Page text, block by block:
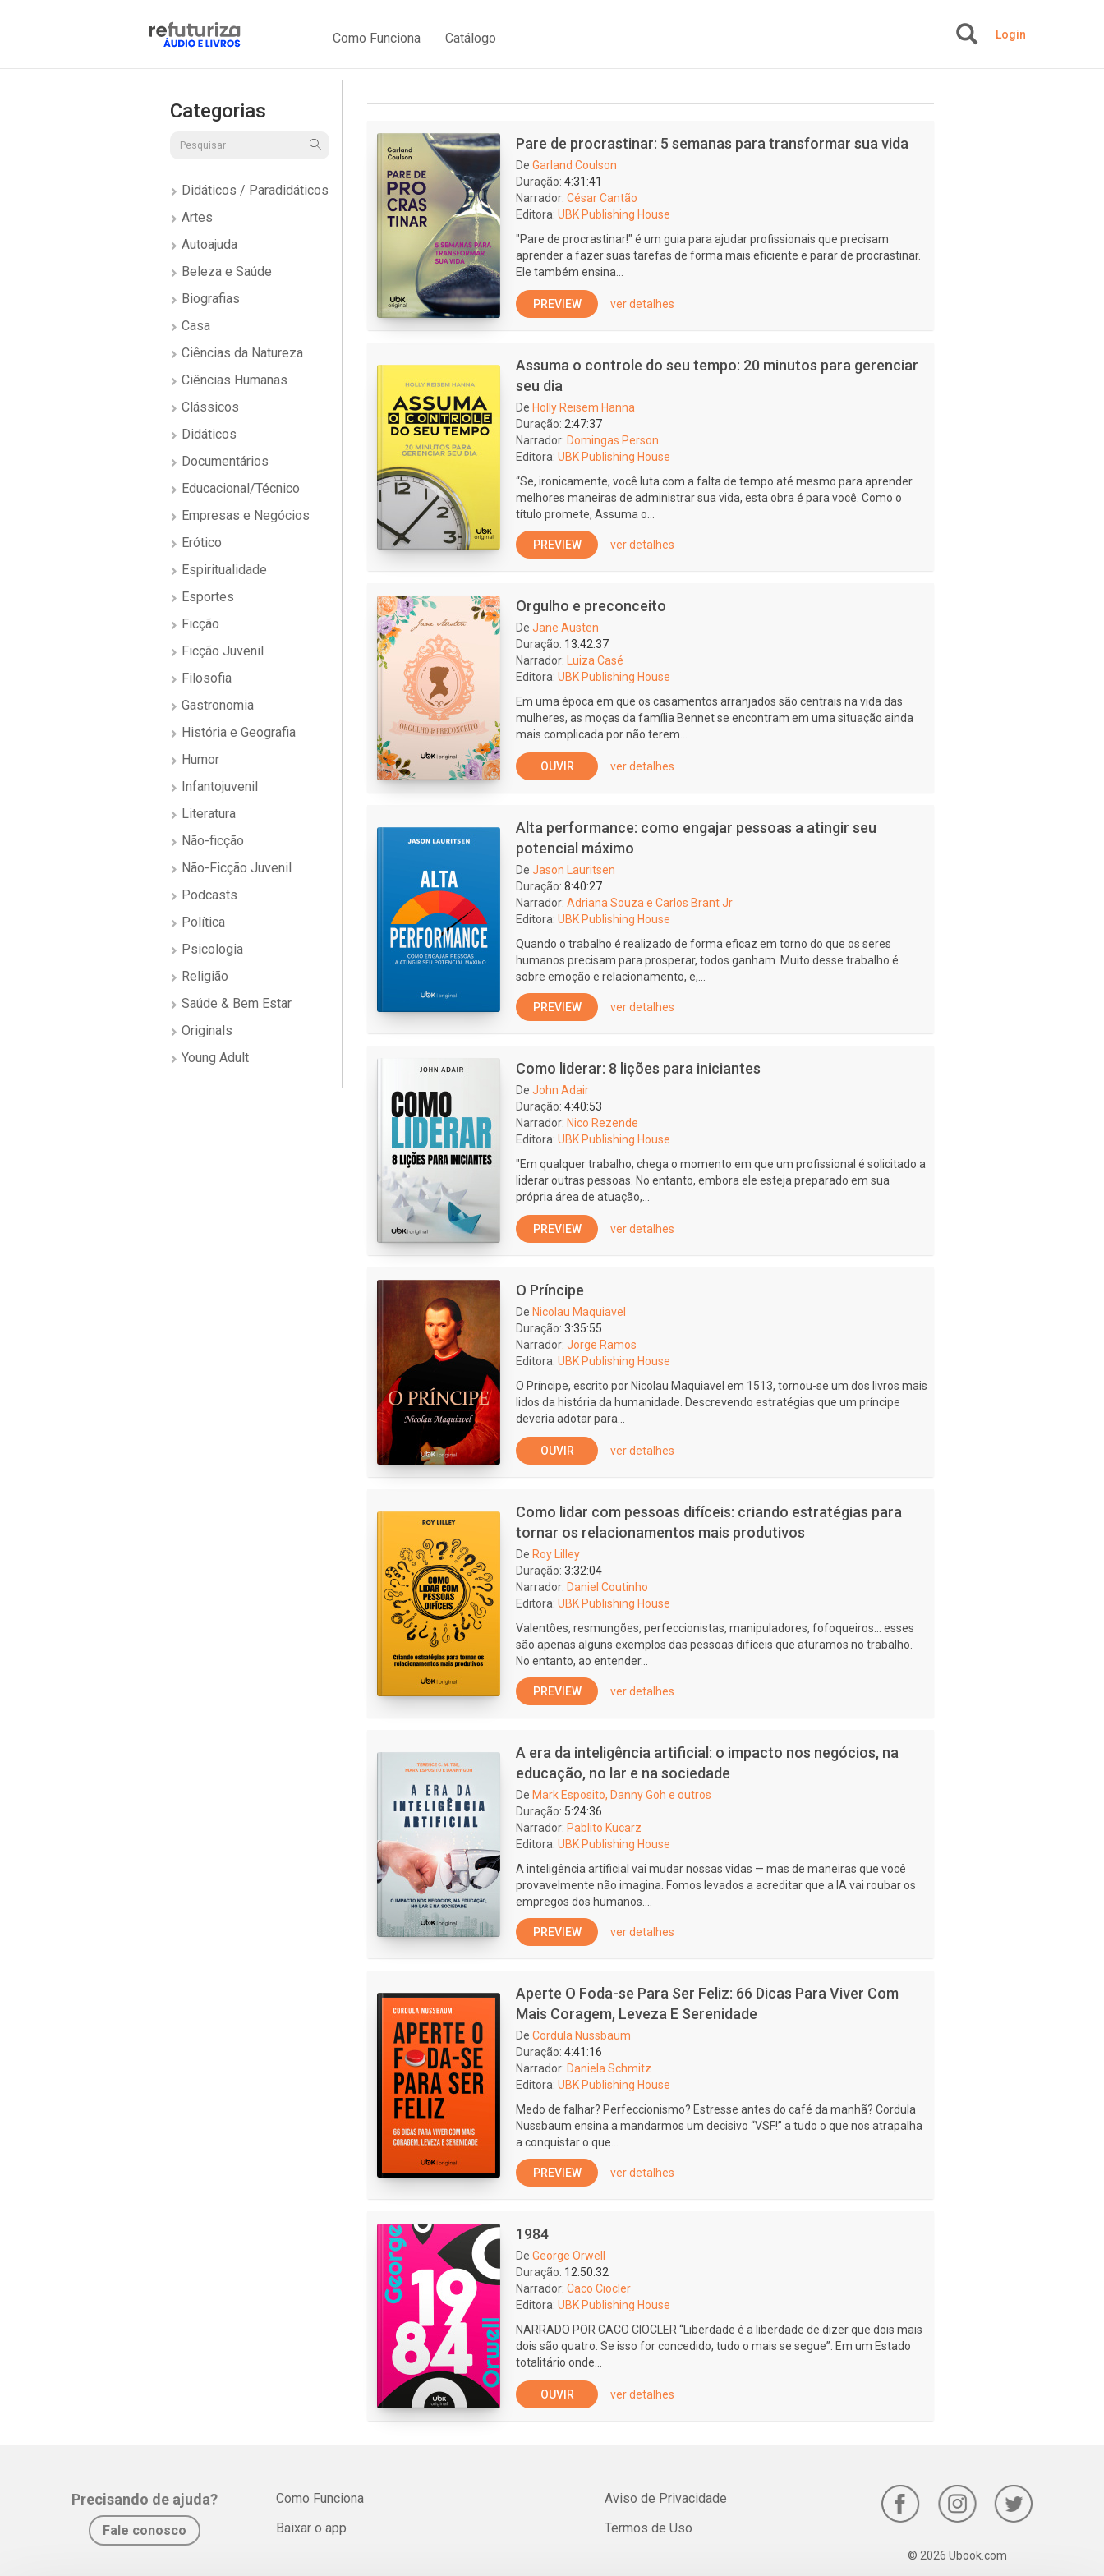
Como Funciona Catálogo Login
Categorias
Didáticos / Paradidáticos
Artes
Autoajuda
Beleza e Saúde
Biografias
Casa
Ciências da Natureza
Ciências Humanas
Clássicos
Didáticos
Documentários
Educacional/Técnico
Empresas e Negócios
Erótico
Espiritualidade
Esportes
Ficção
Ficção Juvenil
Filosofia
Gastronomia
História e Geografia
Humor
Infantojuvenil
Literatura
Não-ficção
Não-Ficção Juvenil
Podcasts
Política
Psicologia
Religião
Saúde & Bem Estar
Originals
Young Adult
Pare de procrastinar: 5 semanas para transformar sua vida
De Garland Coulson
Duração: 4:31:41
Narrador: César Cantão
Editora: UBK Publishing House
"Pare de procrastinar!" é um guia para ajudar profissionais que precisam
aprender a fazer suas tarefas de forma mais eficiente e parar de procrastinar.
Ele também ensina...
PREVIEW ver detalhes
Assuma o controle do seu tempo: 20 minutos para gerenciar
seu dia
De Holly Reisem Hanna
Duração: 2:47:37
Narrador: Domingas Person
Editora: UBK Publishing House
“Se, ironicamente, você luta com a falta de tempo até mesmo para aprender
melhores maneiras de administrar sua vida, esta obra é para você. Como o
título promete, Assuma o...
PREVIEW ver detalhes
Orgulho e preconceito
De Jane Austen
Duração: 13:42:37
Narrador:
Luiza Casé
Editora: UBK Publishing House
Em uma época em que os casamentos arranjados são centrais na vida das
mulheres, as moças da família Bennet se encontram em uma situação ainda
mais complicada por não terem...
OUVIR ver detalhes
Alta performance: como engajar pessoas a atingir seu
potencial máximo
De Jason Lauritsen
Duração: 8:40:27
Narrador: Adriana Souza e Carlos Brant Jr
Editora: UBK Publishing House
Quando o trabalho é realizado de forma eficaz em torno do que os seres
humanos precisam para prosperar, todos ganham. Muito desse trabalho é
sobre emoção e relacionamento, e,...
PREVIEW ver detalhes
Como liderar: 8 lições para iniciantes
De John Adair
Duração: 4:40:53
Narrador: Nico Rezende
Editora: UBK Publishing House
"Em qualquer trabalho, chega o momento em que um profissional é solicitado a
liderar outras pessoas. No entanto, embora ele esteja preparado em sua
própria área de atuação,...
PREVIEW ver detalhes
O Príncipe
De Nicolau Maquiavel
Duração: 3:35:55
Narrador: Jorge Ramos
Editora: UBK Publishing House
O Príncipe, escrito por Nicolau Maquiavel em 1513, tornou-se um dos livros mais
lidos da história da humanidade. Descrevendo estratégias que um príncipe
deveria adotar para...
OUVIR ver detalhes
Como lidar com pessoas difíceis: criando estratégias para
tornar os relacionamentos mais produtivos
De Roy Lilley
Duração: 3:32:04
Narrador: Daniel Coutinho
Editora: UBK Publishing House
Valentões, resmungões, perfeccionistas, manipuladores, fofoqueiros... esses
são apenas alguns exemplos das pessoas difíceis que aturamos no trabalho.
No entanto, ao entender...
PREVIEW ver detalhes
A era da inteligência artificial: o impacto nos negócios, na
educação, no lar e na sociedade
De Mark Esposito, Danny Goh e outros
Duração: 5:24:36
Narrador: Pablito Kucarz
Editora: UBK Publishing House
A inteligência artificial vai mudar nossas vidas — mas de maneiras que você
provavelmente não imagina. Fomos levados a acreditar que a IA vai roubar os
empregos dos humanos....
PREVIEW ver detalhes
Aperte O Foda-se Para Ser Feliz: 66 Dicas Para Viver Com
Mais Coragem, Leveza E Serenidade
De Cordula Nussbaum
Duração: 4:41:16
Narrador: Daniela Schmitz
Editora: UBK Publishing House
Medo de falhar? Perfeccionismo? Estresse antes do café da manhã? Cordula
Nussbaum ensina a mandarmos um decisivo “VSF!” a tudo o que nos atrapalha
a conquistar o que...
PREVIEW ver detalhes
1984
De George Orwell
Duração: 12:50:32
Narrador: Caco Ciocler
Editora: UBK Publishing House
NARRADO POR CACO CIOCLER “Liberdade é a liberdade de dizer que dois mais
dois são quatro. Se isso for concedido, tudo o mais se segue”. Em um Estado
totalitário onde...
OUVIR ver detalhes
Precisando de ajuda?
Fale conosco
Como Funciona
Baixar o app
Aviso de Privacidade
Termos de Uso
© 2026 Ubook.com